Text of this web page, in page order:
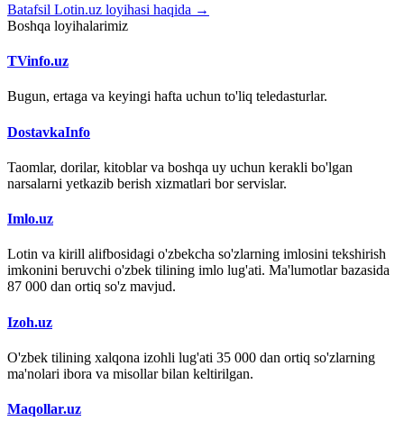
Batafsil Lotin.uz loyihasi haqida →
Boshqa loyihalarimiz
TVinfo.uz
Bugun, ertaga va keyingi hafta uchun to'liq teledasturlar.
DostavkaInfo
Taomlar, dorilar, kitoblar va boshqa uy uchun kerakli bo'lgan
narsalarni yetkazib berish xizmatlari bor servislar.
Imlo.uz
Lotin va kirill alifbosidagi o'zbekcha so'zlarning imlosini tekshirish
imkonini beruvchi o'zbek tilining imlo lug'ati. Ma'lumotlar bazasida
87 000 dan ortiq so'z mavjud.
Izoh.uz
O'zbek tilining xalqona izohli lug'ati 35 000 dan ortiq so'zlarning
ma'nolari ibora va misollar bilan keltirilgan.
Maqollar.uz